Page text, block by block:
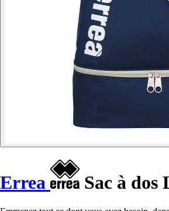
Errea Sac à dos